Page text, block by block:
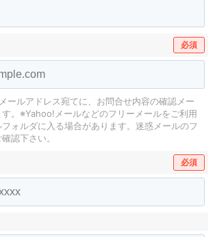
必須
ールアドレス宛てに、お問合せ内容の確認メー
。 ※Yahoo!メールなどのフリーメールをご利用
ォルダに入る場合があります。 迷惑メールのフ
認下さい。
必須